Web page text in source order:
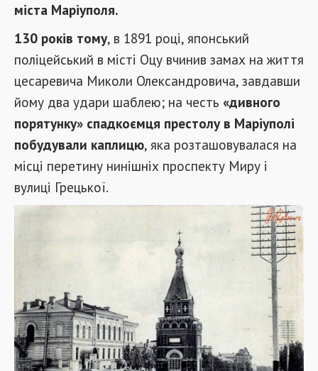
міста Маріуполя.
130 років тому, в 1891 році, японський
поліцейський в місті Оцу вчинив замах на життя
цесаревича Миколи Олександровича, завдавши
йому два удари шаблею; на честь «дивного
порятунку» спадкоємця престолу в Маріуполі
побудували каплицю, яка розташовувалася на
місці перетину нинішніх проспекту Миру і
вулиці Грецької.